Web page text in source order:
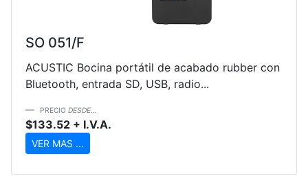
SO 051/F
ACUSTIC Bocina portátil de acabado rubber con
Bluetooth, entrada SD, USB, radio...
PRECIO DESDE...
$133.52 + I.V.A.
VER MAS ...